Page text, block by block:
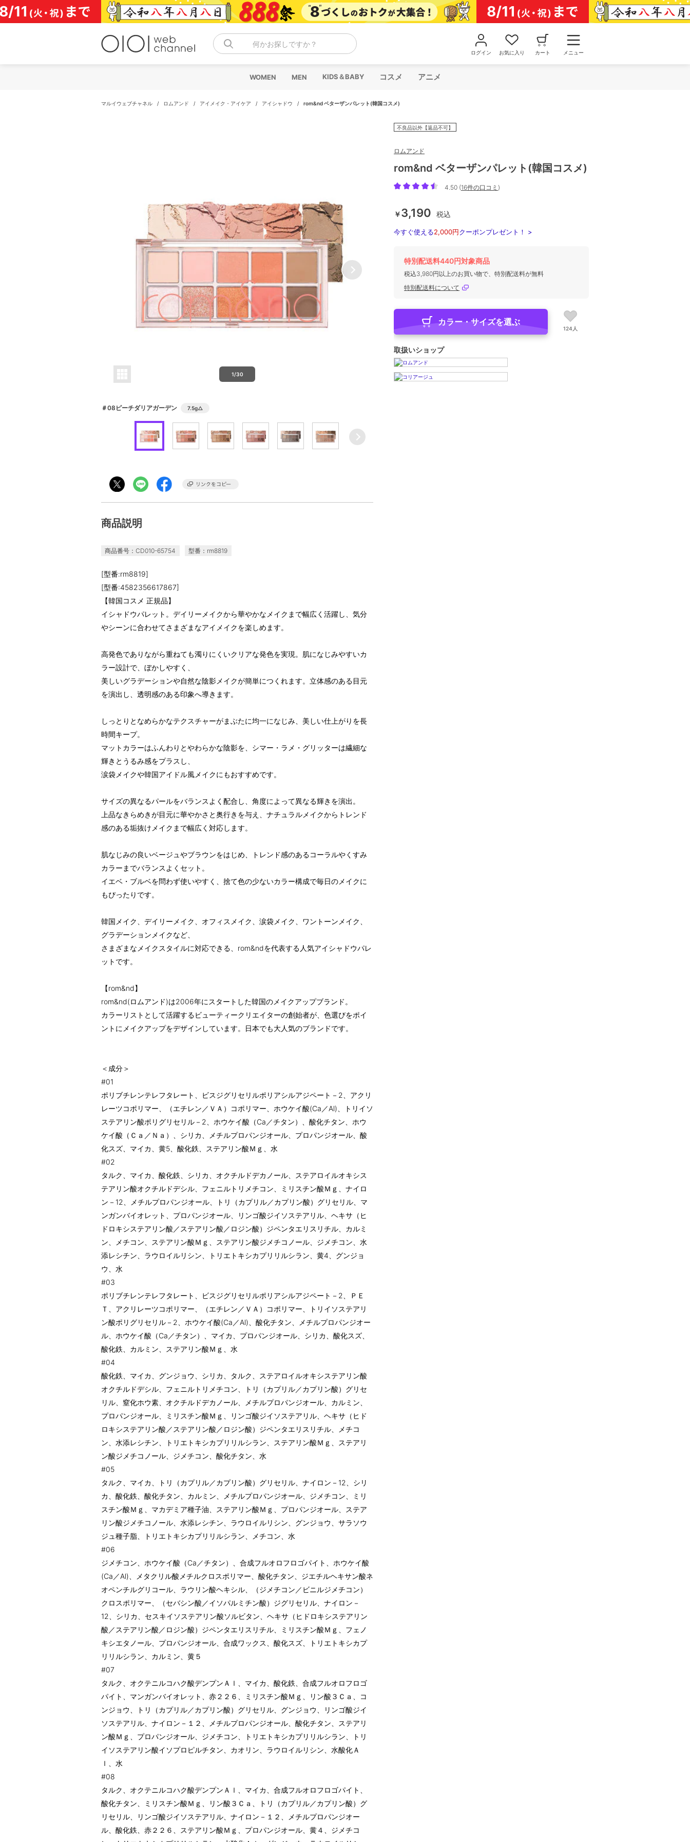
コ
ン
テ
何かお探しですか？
ログイン お気に入り カート メニュー
WOMEN MEN KIDS＆BABY コスメ アニメ
マルイウェブチャネル / ロムアンド / アイメイク・アイケア / アイシャドウ / rom&nd ベターザンパレット(韓国コスメ)
1/30
＃08ピーチダリアガーデン 7.5g△
商品説明
商品番号：CD010-65754 型番：rm8819
[型番:rm8819]
[型番:4582356617867]
【韓国コスメ 正規品】
イシャドウパレット。デイリーメイクから華やかなメイクまで幅広く活躍し、気分
やシーンに合わせてさまざまなアイメイクを楽しめます。
高発色でありながら重ねても濁りにくいクリアな発色を実現。肌になじみやすいカ
ラー設計で、ぼかしやすく、
美しいグラデーションや自然な陰影メイクが簡単につくれます。立体感のある目元
を演出し、透明感のある印象へ導きます。
しっとりとなめらかなテクスチャーがまぶたに均一になじみ、美しい仕上がりを長
時間キープ。
マットカラーはふんわりとやわらかな陰影を、シマー・ラメ・グリッターは繊細な
輝きとうるみ感をプラスし、
涙袋メイクや韓国アイドル風メイクにもおすすめです。
サイズの異なるパールをバランスよく配合し、角度によって異なる輝きを演出。
上品なきらめきが目元に華やかさと奥行きを与え、ナチュラルメイクからトレンド
感のある垢抜けメイクまで幅広く対応します。
肌なじみの良いベージュやブラウンをはじめ、トレンド感のあるコーラルやくすみ
カラーまでバランスよくセット。
イエベ・ブルベを問わず使いやすく、捨て色の少ないカラー構成で毎日のメイクに
もぴったりです。
韓国メイク、デイリーメイク、オフィスメイク、涙袋メイク、ワントーンメイク、
グラデーションメイクなど、
さまざまなメイクスタイルに対応できる、rom&ndを代表する人気アイシャドウパレ
ットです。
【rom&nd】
rom&nd(ロムアンド)は2006年にスタートした韓国のメイクアップブランド。
カラーリストとして活躍するビューティークリエイターの創始者が、色選びをポイ
ントにメイクアップをデザインしています。日本でも大人気のブランドです。
＜成分＞
#01
ポリブチレンテレフタレート、ビスジグリセリルポリアシルアジペート－2、アクリ
レーツコポリマー、（エチレン／ＶＡ）コポリマー、ホウケイ酸(Ca／Al)、トリイソ
ステアリン酸ポリグリセリル－2、ホウケイ酸（Ca／チタン）、酸化チタン、ホウ
ケイ酸（Ｃａ／Ｎａ）、シリカ、メチルプロパンジオール、プロパンジオール、酸
化スズ、マイカ、黄5、酸化鉄、ステアリン酸Ｍｇ、水
#02
タルク、マイカ、酸化鉄、シリカ、オクチルドデカノール、ステアロイルオキシス
テアリン酸オクチルドデシル、フェニルトリメチコン、ミリスチン酸Ｍｇ、ナイロ
ン－12、メチルプロパンジオール、トリ（カプリル／カプリン酸）グリセリル、マ
ンガンバイオレット、プロパンジオール、リンゴ酸ジイソステアリル、ヘキサ（ヒ
ドロキシステアリン酸／ステアリン酸／ロジン酸）ジペンタエリスリチル、カルミ
ン、メチコン、ステアリン酸Ｍｇ、ステアリン酸ジメチコノール、ジメチコン、水
添レシチン、ラウロイルリシン、トリエトキシカプリリルシラン、黄4、グンジョ
ウ、水
#03
ポリブチレンテレフタレート、ビスジグリセリルポリアシルアジペート－2、ＰＥ
Ｔ、アクリレーツコポリマー、（エチレン／ＶＡ）コポリマー、トリイソステアリ
ン酸ポリグリセリル－2、ホウケイ酸(Ca／Al)、酸化チタン、メチルプロパンジオー
ル、ホウケイ酸（Ca／チタン）、マイカ、プロパンジオール、シリカ、酸化スズ、
酸化鉄、カルミン、ステアリン酸Ｍｇ、水
#04
酸化鉄、マイカ、グンジョウ、シリカ、タルク、ステアロイルオキシステアリン酸
オクチルドデシル、フェニルトリメチコン、トリ（カプリル／カプリン酸）グリセ
リル、窒化ホウ素、オクチルドデカノール、メチルプロパンジオール、カルミン、
プロパンジオール、ミリスチン酸Ｍｇ、リンゴ酸ジイソステアリル、ヘキサ（ヒド
ロキシステアリン酸／ステアリン酸／ロジン酸）ジペンタエリスリチル、メチコ
ン、水添レシチン、トリエトキシカプリリルシラン、ステアリン酸Ｍｇ、ステアリ
ン酸ジメチコノール、ジメチコン、酸化チタン、水
#05
タルク、マイカ、トリ（カプリル／カプリン酸）グリセリル、ナイロン－12、シリ
カ、酸化鉄、酸化チタン、カルミン、メチルプロパンジオール、ジメチコン、ミリ
スチン酸Ｍｇ、マカデミア種子油、ステアリン酸Ｍｇ、プロパンジオール、ステア
リン酸ジメチコノール、水添レシチン、ラウロイルリシン、グンジョウ、サラソウ
ジュ種子脂、トリエトキシカプリリルシラン、メチコン、水
#06
ジメチコン、ホウケイ酸（Ca／チタン）、合成フルオロフロゴパイト、ホウケイ酸
(Ca／Al)、メタクリル酸メチルクロスポリマー、酸化チタン、ジエチルヘキサン酸ネ
オペンチルグリコール、ラウリン酸ヘキシル、（ジメチコン／ビニルジメチコン）
クロスポリマー、（セバシン酸／イソパルミチン酸）ジグリセリル、ナイロン－
12、シリカ、セスキイソステアリン酸ソルビタン、ヘキサ（ヒドロキシステアリン
酸／ステアリン酸／ロジン酸）ジペンタエリスリチル、ミリスチン酸Ｍｇ、フェノ
キシエタノール、プロパンジオール、合成ワックス、酸化スズ、トリエトキシカプ
リリルシラン、カルミン、黄５
#07
タルク、オクテニルコハク酸デンプンＡｌ、マイカ、酸化鉄、合成フルオロフロゴ
パイト、マンガンバイオレット、赤２２６、ミリスチン酸Ｍｇ、リン酸３Ｃａ、コ
ンジョウ、トリ（カプリル／カプリン酸）グリセリル、グンジョウ、リンゴ酸ジイ
ソステアリル、ナイロン－１２、メチルプロパンジオール、酸化チタン、ステアリ
ン酸Ｍｇ、プロパンジオール、ジメチコン、トリエトキシカプリリルシラン、トリ
イソステアリン酸イソプロピルチタン、カオリン、ラウロイルリシン、水酸化Ａ
ｌ、水
#08
タルク、オクテニルコハク酸デンプンＡｌ、マイカ、合成フルオロフロゴパイト、
酸化チタン、ミリスチン酸Ｍｇ、リン酸３Ｃａ、トリ（カプリル／カプリン酸）グ
リセリル、リンゴ酸ジイソステアリル、ナイロン－１２、メチルプロパンジオー
ル、酸化鉄、赤２２６、ステアリン酸Ｍｇ、プロパンジオール、黄４、ジメチコ
不良品以外【返品不可】
ロムアンド
rom&nd ベターザンパレット(韓国コスメ)
4.50 (16件の口コミ )
￥3,190 税込
今すぐ使える2,000円クーポンプレゼント！ >
特別配送料440円対象商品
税込3,980円以上のお買い物で、特別配送料が無料
特別配送料について
カラー・サイズを選ぶ
124人
取扱いショップ